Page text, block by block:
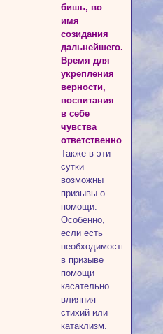
бишь, во
имя
созидания
дальнейшего.
Время для
укрепления
верности,
воспитания
в себе
чувства
ответственности.
Также в эти
сутки
возможны
призывы о
помощи.
Особенно,
если есть
необходимость
в призыве
помощи
касательно
влияния
стихий или
катаклизм.